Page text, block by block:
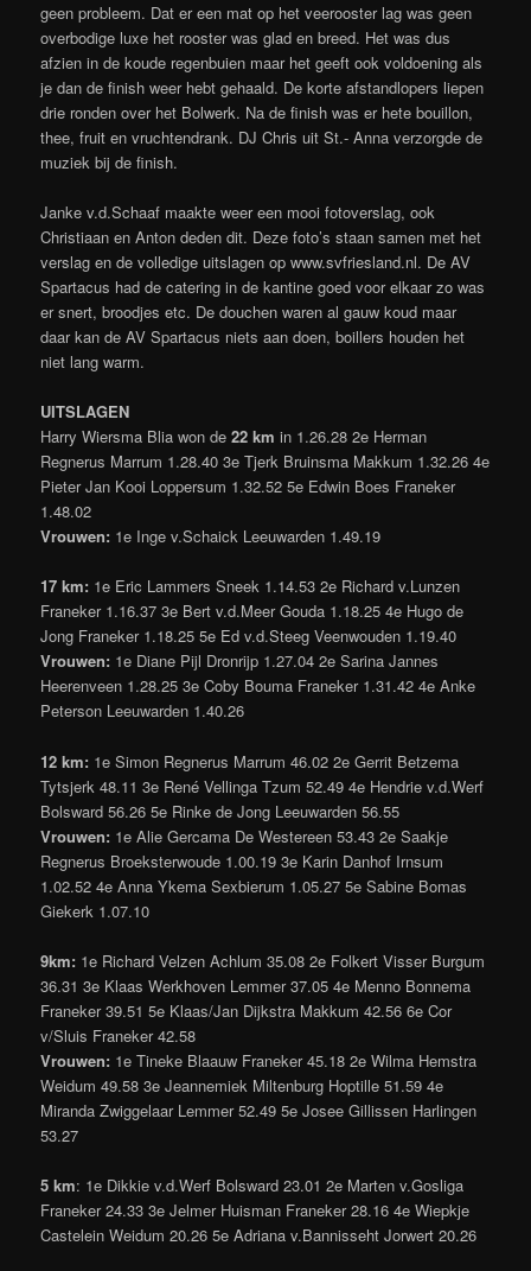
geen probleem. Dat er een mat op het veerooster lag was geen
overbodige luxe het rooster was glad en breed. Het was dus
afzien in de koude regenbuien maar het geeft ook voldoening als
je dan de finish weer hebt gehaald. De korte afstandlopers liepen
drie ronden over het Bolwerk. Na de finish was er hete bouillon,
thee, fruit en vruchtendrank. DJ Chris uit St.- Anna verzorgde de
muziek bij de finish.
Janke v.d.Schaaf maakte weer een mooi fotoverslag, ook
Christiaan en Anton deden dit. Deze foto’s staan samen met het
verslag en de volledige uitslagen op www.svfriesland.nl. De AV
Spartacus had de catering in de kantine goed voor elkaar zo was
er snert, broodjes etc. De douchen waren al gauw koud maar
daar kan de AV Spartacus niets aan doen, boillers houden het
niet lang warm.
UITSLAGEN
Harry Wiersma Blia won de22 km in 1.26.28 2e Herman
Regnerus Marrum 1.28.40 3e Tjerk Bruinsma Makkum 1.32.26 4e
Pieter Jan Kooi Loppersum 1.32.52 5e Edwin Boes Franeker
1.48.02
Vrouwen: 1e Inge v.Schaick Leeuwarden 1.49.19
17 km: 1e Eric Lammers Sneek 1.14.53 2e Richard v.Lunzen
Franeker 1.16.37 3e Bert v.d.Meer Gouda 1.18.25 4e Hugo de
Jong Franeker 1.18.25 5e Ed v.d.Steeg Veenwouden 1.19.40
Vrouwen: 1e Diane Pijl Dronrijp 1.27.04 2e Sarina Jannes
Heerenveen 1.28.25 3e Coby Bouma Franeker 1.31.42 4e Anke
Peterson Leeuwarden 1.40.26
12 km: 1e Simon Regnerus Marrum 46.02 2e Gerrit Betzema
Tytsjerk 48.11 3e René Vellinga Tzum 52.49 4e Hendrie v.d.Werf
Bolsward 56.26 5e Rinke de Jong Leeuwarden 56.55
Vrouwen: 1e Alie Gercama De Westereen 53.43 2e Saakje
Regnerus Broeksterwoude 1.00.19 3e Karin Danhof Irnsum
1.02.52 4e Anna Ykema Sexbierum 1.05.27 5e Sabine Bomas
Giekerk 1.07.10
9km: 1e Richard Velzen Achlum 35.08 2e Folkert Visser Burgum
36.31 3e Klaas Werkhoven Lemmer 37.05 4e Menno Bonnema
Franeker 39.51 5e Klaas/Jan Dijkstra Makkum 42.56 6e Cor
v/Sluis Franeker 42.58
Vrouwen: 1e Tineke Blaauw Franeker 45.18 2e Wilma Hemstra
Weidum 49.58 3e Jeannemiek Miltenburg Hoptille 51.59 4e
Miranda Zwiggelaar Lemmer 52.49 5e Josee Gillissen Harlingen
53.27
5 km: 1e Dikkie v.d.Werf Bolsward 23.01 2e Marten v.Gosliga
Franeker 24.33 3e Jelmer Huisman Franeker 28.16 4e Wiepkje
Castelein Weidum 20.26 5e Adriana v.Bannisseht Jorwert 20.26